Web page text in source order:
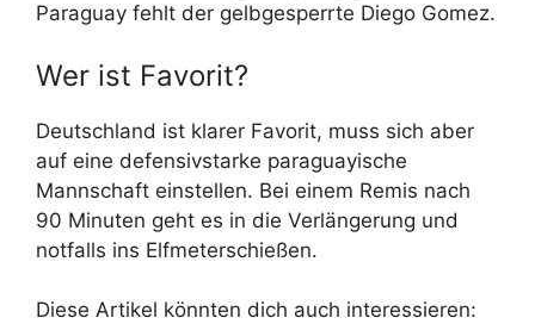
Paraguay fehlt der gelbgesperrte Diego Gomez.
Wer ist Favorit?
Deutschland ist klarer Favorit, muss sich aber
auf eine defensivstarke paraguayische
Mannschaft einstellen. Bei einem Remis nach
90 Minuten geht es in die Verlängerung und
notfalls ins Elfmeterschießen.
Diese Artikel könnten dich auch interessieren: